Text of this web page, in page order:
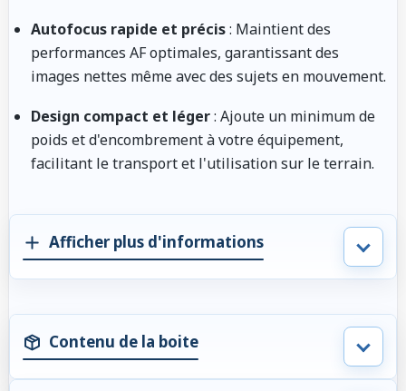
Autofocus rapide et précis: Maintient des
performances AF optimales, garantissant des
images nettes même avec des sujets en mouvement.
Design compact et léger: Ajoute un minimum de
poids et d'encombrement à votre équipement,
facilitant le transport et l'utilisation sur le terrain.
Afficher plus d'informations
Contenu de la boite